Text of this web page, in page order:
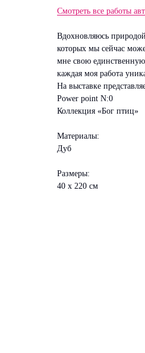
Смотреть все работы
Вдохновляюсь
которых мы сейчас
мне свою
каждая моя работа
На выставке
Power point N:0
Коллекция «Бог птиц»
Материалы:
Дуб
Размеры:
40 х 220 см